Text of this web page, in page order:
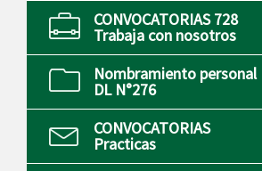
CONVOCATORIAS 728
Trabaja con nosotros
Nombramiento personal
DL N°276
CONVOCATORIAS
Practicas